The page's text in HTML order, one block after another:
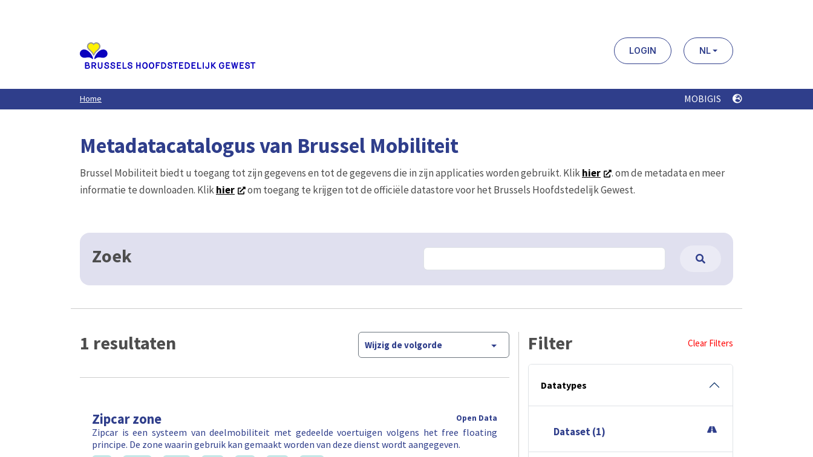
LOGIN NL
Home MOBIGIS
Metadatacatalogus van Brussel Mobiliteit
Brussel Mobiliteit biedt u toegang tot zijn gegevens en tot de gegevens die in zijn applicaties worden gebruikt. Klikhier
. om de metadata en meer
informatie te downloaden. Klikhier om toegang te krijgen tot de officiële datastore voor het Brussels Hoofdstedelijk Gewest.
Zoek
1 resultaten Wijzig de volgorde
Zipcar zone Open Data
Zipcar is een systeem van deelmobiliteit met gedeelde voertuigen volgens het free floating
principe. De zone waarin gebruik kan gemaakt worden van deze dienst wordt aangegeven.
Filter Clear Filters
Datatypes
Dataset (1)